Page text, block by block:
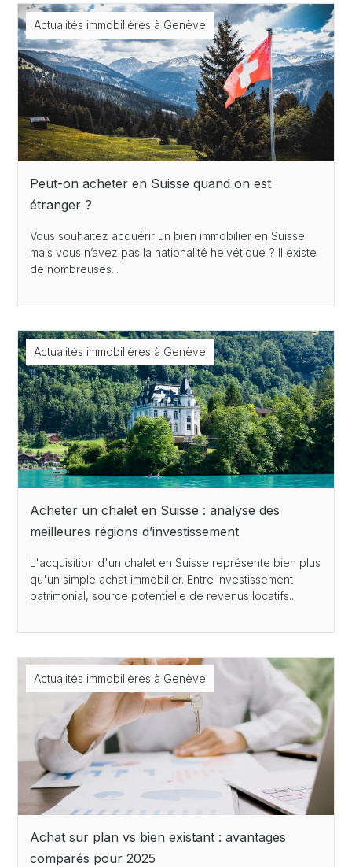
Actualités immobilières à Genève
Peut-on acheter en Suisse quand on est
étranger ?
Vous souhaitez acquérir un bien immobilier en Suisse
mais vous n’avez pas la nationalité helvétique ? Il existe
de nombreuses...
Actualités immobilières à Genève
Acheter un chalet en Suisse : analyse des
meilleures régions d’investissement
L'acquisition d'un chalet en Suisse représente bien plus
qu'un simple achat immobilier. Entre investissement
patrimonial, source potentielle de revenus locatifs...
Actualités immobilières à Genève
Achat sur plan vs bien existant : avantages
comparés pour 2025